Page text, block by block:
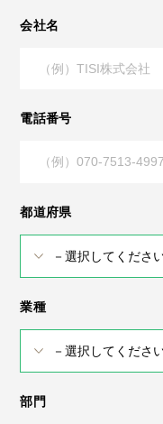
会社名
電話番号
都道府県
業種
部門